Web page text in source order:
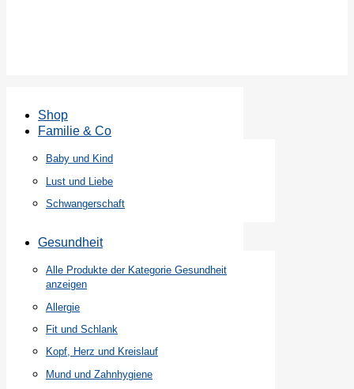
Shop
Familie & Co
Baby und Kind
Lust und Liebe
Schwangerschaft
Gesundheit
Alle Produkte der Kategorie Gesundheit
anzeigen
Allergie
Fit und Schlank
Kopf, Herz und Kreislauf
Mund und Zahnhygiene